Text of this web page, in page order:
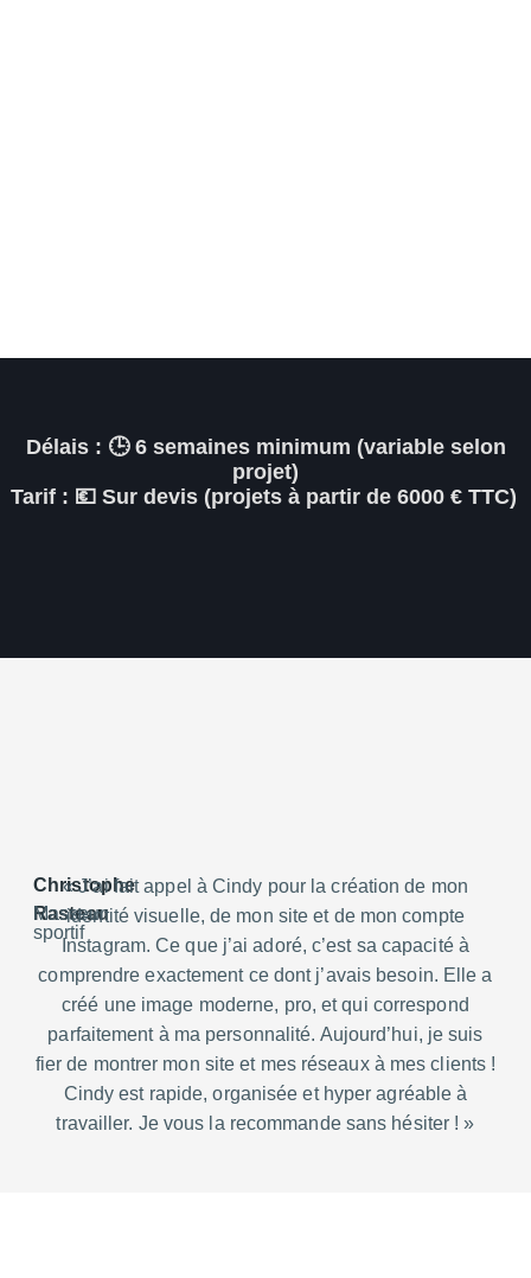
Délais : 🕒 6 semaines minimum (variable selon
projet)
Tarif : 💶 Sur devis (projets à partir de 6000 € TTC)
Christophe
Rasteau
Masseur
sportif
« J’ai fait appel à Cindy pour la création de mon
identité visuelle, de mon site et de mon compte
Instagram. Ce que j’ai adoré, c’est sa capacité à
comprendre exactement ce dont j’avais besoin. Elle a
créé une image moderne, pro, et qui correspond
parfaitement à ma personnalité. Aujourd’hui, je suis
fier de montrer mon site et mes réseaux à mes clients !
Cindy est rapide, organisée et hyper agréable à
travailler. Je vous la recommande sans hésiter ! »